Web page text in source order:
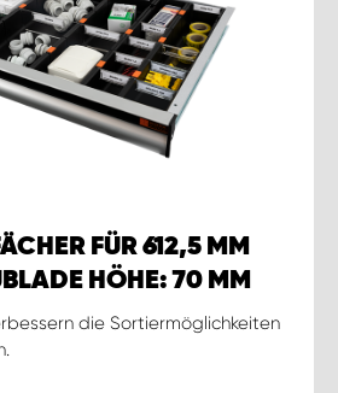
FÜR 612,5 MM
HÖHE: 70 MM
die Sortiermöglichkeiten